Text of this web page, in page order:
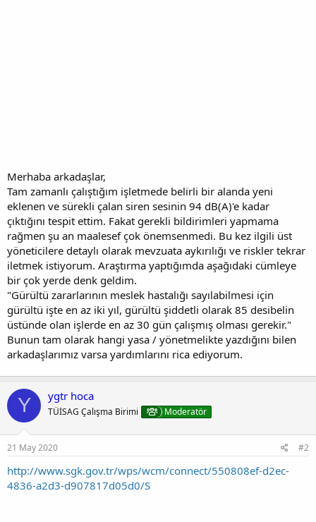
Merhaba arkadaşlar,
Tam zamanlı çalıştığım işletmede belirli bir alanda yeni
eklenen ve sürekli çalan siren sesinin 94 dB(A)'e kadar
çıktığını tespit ettim. Fakat gerekli bildirimleri yapmama
rağmen şu an maalesef çok önemsenmedi. Bu kez ilgili üst
yöneticilere detaylı olarak mevzuata aykırılığı ve riskler tekrar
iletmek istiyorum. Araştırma yaptığımda aşağıdaki cümleye
bir çok yerde denk geldim.
"Gürültü zararlarının meslek hastalığı sayılabilmesi için
gürültü işte en az iki yıl, gürültü şiddetli olarak 85 desibelin
üstünde olan işlerde en az 30 gün çalışmış olması gerekir."
Bunun tam olarak hangi yasa / yönetmelikte yazdığını bilen
arkadaşlarımız varsa yardımlarını rica ediyorum.
Y ygtr hoca
TÜİSAG Çalışma Birimi Moderatör
21 May 2020 #2
http://www.sgk.gov.tr/wps/wcm/connect/550808ef-d2ec-
4836-a2d3-d907817d05d0/S